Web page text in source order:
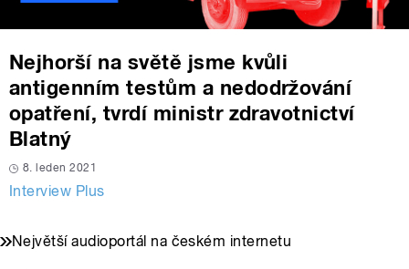
Nejhorší na světě jsme kvůli
antigenním testům a nedodržování
opatření, tvrdí ministr zdravotnictví
Blatný
8. leden 2021
Interview Plus
Největší audioportál na českém internetu